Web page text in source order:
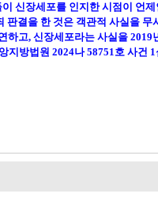
신장세포를 인지한 시점이 언
판결을 한 것은 객관적 사실을 무
하고, 신장세포라는 사실을 2019
지방법원 2024나58751호 사건 1